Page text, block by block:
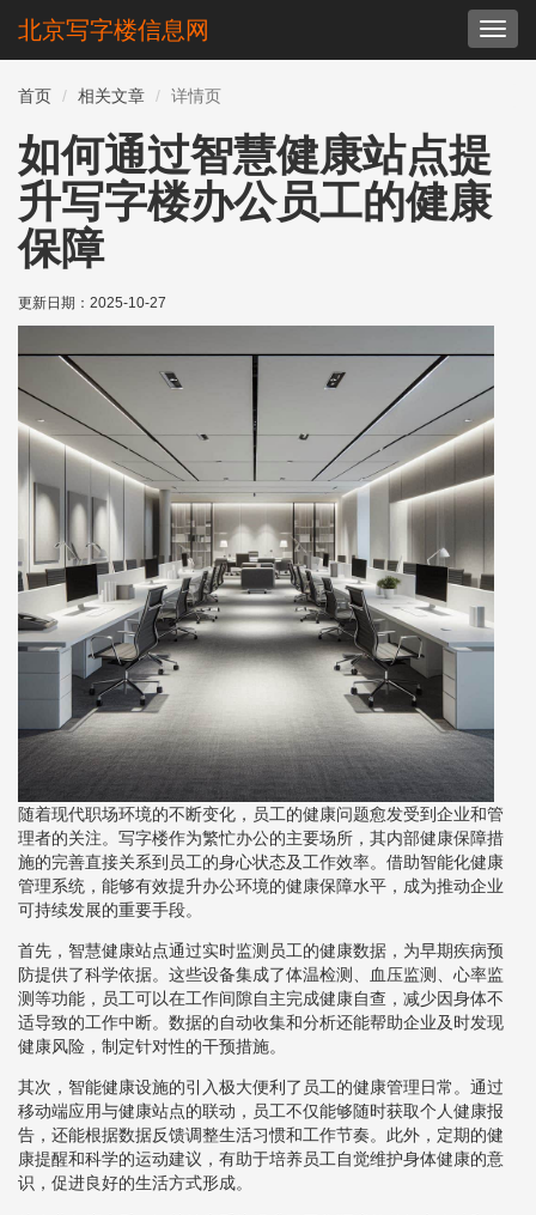
切
北京写字楼信息网
首页 相关文章 详情页
如何通过智慧健康站点提
升写字楼办公员工的健康
保障
更新日期： 2025-10-27
随着现代职场环境的不断变化，员工的健康问题愈发受到企业和管
理者的关注。写字楼作为繁忙办公的主要场所，其内部健康保障措
施的完善直接关系到员工的身心状态及工作效率。借助智能化健康
管理系统，能够有效提升办公环境的健康保障水平，成为推动企业
可持续发展的重要手段。
首先，智慧健康站点通过实时监测员工的健康数据，为早期疾病预
防提供了科学依据。这些设备集成了体温检测、血压监测、心率监
测等功能，员工可以在工作间隙自主完成健康自查，减少因身体不
适导致的工作中断。数据的自动收集和分析还能帮助企业及时发现
健康风险，制定针对性的干预措施。
其次，智能健康设施的引入极大便利了员工的健康管理日常。通过
移动端应用与健康站点的联动，员工不仅能够随时获取个人健康报
告，还能根据数据反馈调整生活习惯和工作节奏。此外，定期的健
康提醒和科学的运动建议，有助于培养员工自觉维护身体健康的意
识，促进良好的生活方式形成。